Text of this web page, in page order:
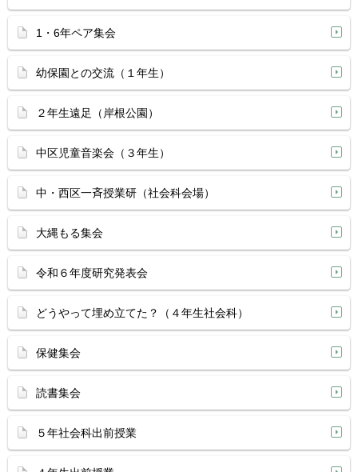
1・6年ペア集会
幼保園との交流（１年生）
２年生遠足（岸根公園）
中区児童音楽会（３年生）
中・西区一斉授業研（社会科会場）
大縄もる集会
令和６年度研究発表会
どうやって埋め立てた？（４年生社会科）
保健集会
読書集会
５年社会科出前授業